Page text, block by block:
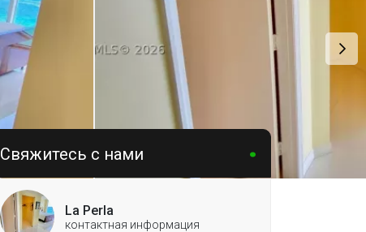
Свяжитесь с нами
La Perla
контактная информация